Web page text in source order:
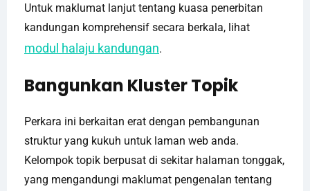
Untuk maklumat lanjut tentang kuasa penerbitan
kandungan komprehensif secara berkala, lihat
modul halaju kandungan.
Bangunkan Kluster Topik
Perkara ini berkaitan erat dengan pembangunan
struktur yang kukuh untuk laman web anda.
Kelompok topik berpusat di sekitar halaman tonggak,
yang mengandungi maklumat pengenalan tentang